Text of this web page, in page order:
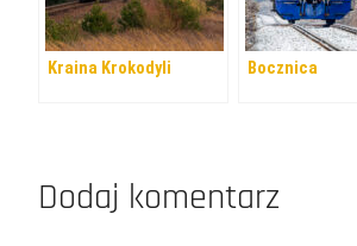
Kraina Krokodyli Bocznica
Dodaj komentarz